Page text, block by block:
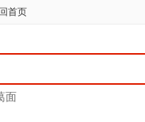
首页
面